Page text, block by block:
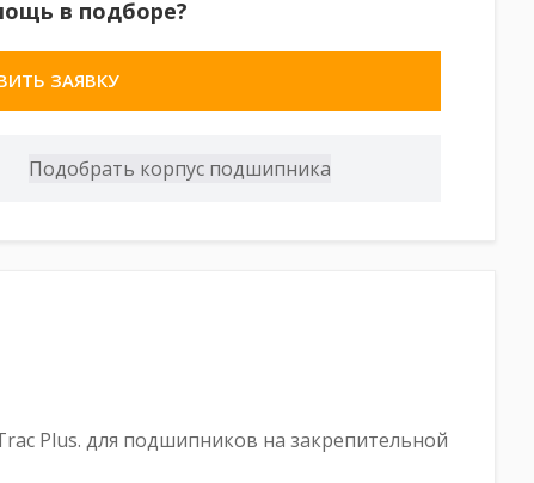
в подборе?
ЗАЯВКУ
Plus. для подшипников на закрепительной